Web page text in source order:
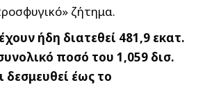
ζήτημα.
έχουν ήδη διατεθεί 481,9 εκατ.
ποσό του 1,059 δισ.
δεσμευθεί έως το